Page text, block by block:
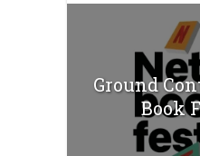
Ground
Book